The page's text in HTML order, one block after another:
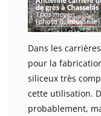
Dans les
pour la
siliceux très
cette utilisation.
probablement,